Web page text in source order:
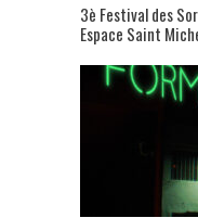
3è Festival des
Espace Saint